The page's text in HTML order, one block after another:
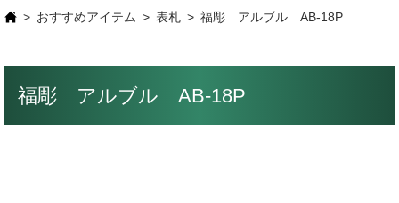
おすすめアイテム 表札 福彫 アルブル AB-18P
福彫 アルブル AB-18P